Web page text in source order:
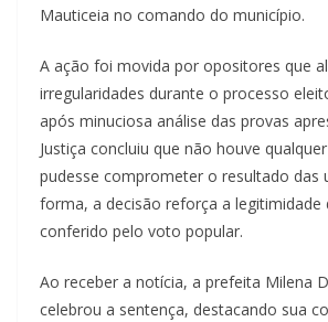
Mauticeia no comando do município.
A ação foi movida por opositores que
irregularidades durante o processo
após minuciosa análise das provas
Justiça concluiu que não houve
pudesse comprometer o resultado das
forma, a decisão reforça a legitimidade
conferido pelo voto popular.
Ao receber a notícia, a prefeita Milena
celebrou a sentença, destacando sua